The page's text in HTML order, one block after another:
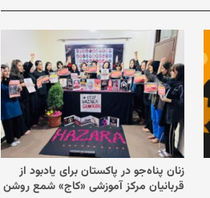
زنان پناه‌جو در پاکستان برای یادبود از
قربانیان مرکز آموزشی «کاج» شمع روشن